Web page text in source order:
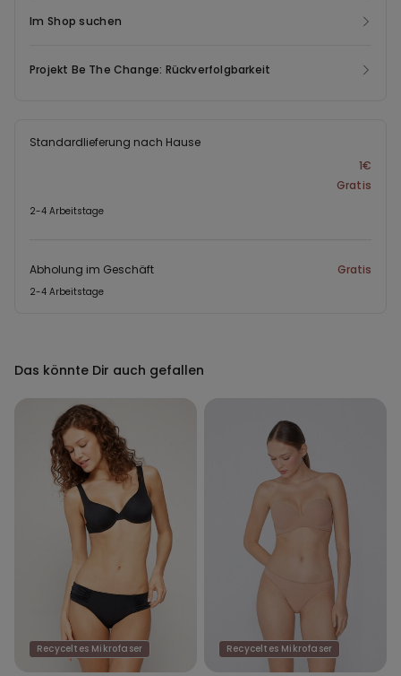
Im Shop suchen
Projekt Be The Change: Rückverfolgbarkeit
Standardlieferung nach Hause
1€
Gratis
2-4 Arbeitstage
Abholung im Geschäft Gratis
2-4 Arbeitstage
Das könnte Dir auch gefallen
Recyceltes Mikrofaser Recyceltes Mikrofaser